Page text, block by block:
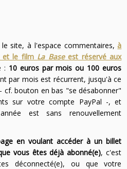
le site, à l'espace commentaires,à
et le film La Baseest réservé aux
: 10 euros par mois ou 100 euros
par mois est récurrent, jusqu'à ce
cf. bouton en bas "se désabonner"
sur votre compte PayPal -, et
est sans renouvellement
en voulant accéder à un billet
vous êtes déjà abonné(e), c'est
déconnecté(e), ou que votre